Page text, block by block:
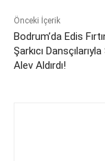
Önceki İçerik
Bodrum’da Edis
Şarkıcı
Alev Aldırdı!